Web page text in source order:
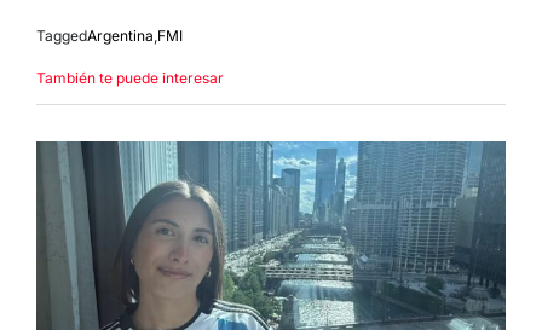
TaggedArgentina,FMI
También te puede interesar